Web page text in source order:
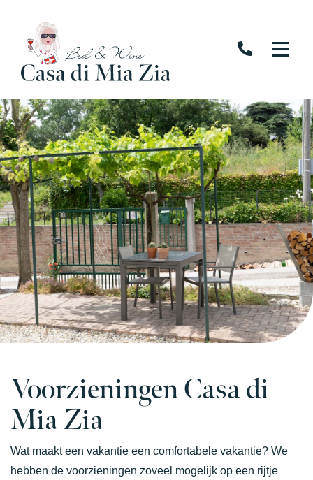
Voorzieningen Casa di
Mia Zia
Wat maakt een vakantie een comfortabele vakantie? We
hebben de voorzieningen zoveel mogelijk op een rijtje